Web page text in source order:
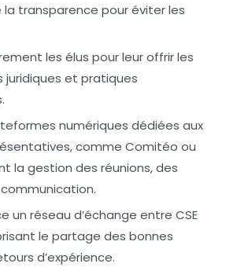
transparence pour éviter les
les élus pour leur offrir les
juridiques et pratiques
numériques dédiées aux
comme Comitéo ou
la gestion des réunions, des
un réseau d’échange entre CSE
le partage des bonnes
d’expérience.